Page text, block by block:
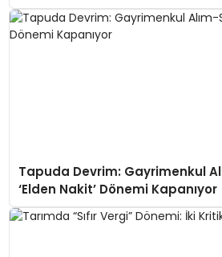
Tapuda Devrim: Gayrimenkul
‘Elden Nakit’ Dönemi Kapanıyor